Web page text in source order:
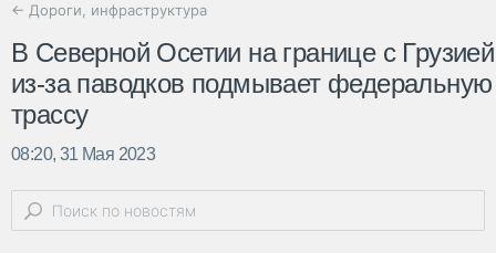
← Дороги, инфраструктура
В Северной Осетии на границе с Грузией
из-за паводков подмывает федеральную
трассу
08:20, 31 Мая 2023